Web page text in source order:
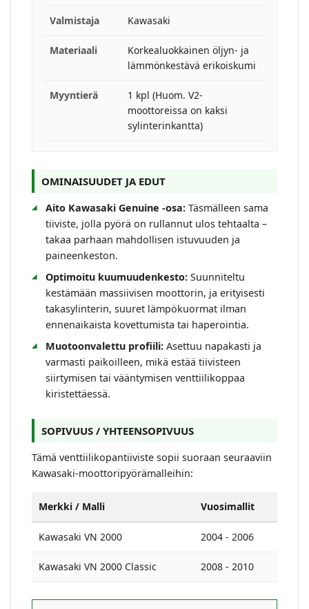
Valmistaja Kawasaki
Materiaali
Korkealuokkainen öljyn- ja
lämmönkestävä erikoiskumi
Myyntierä
1 kpl (Huom. V2-
moottoreissa on kaksi
sylinterinkantta)
OMINAISUUDET JA EDUT
Aito Kawasaki Genuine -osa: Täsmälleen sama
tiiviste, jolla pyörä on rullannut ulos tehtaalta –
takaa parhaan mahdollisen istuvuuden ja
paineenkeston.
Optimoitu kuumuudenkesto: Suunniteltu
kestämään massiivisen moottorin, ja erityisesti
takasylinterin, suuret lämpökuormat ilman
ennenaikaista kovettumista tai haperointia.
Muotoonvalettu profiili: Asettuu napakasti ja
varmasti paikoilleen, mikä estää tiivisteen
siirtymisen tai vääntymisen venttiilikoppaa
kiristettäessä.
SOPIVUUS / YHTEENSOPIVUUS
Tämä venttiilikopantiiviste sopii suoraan seuraaviin
Kawasaki-moottoripyörämalleihin:
Merkki / Malli Vuosimallit
Kawasaki VN 2000 2004 - 2006
Kawasaki VN 2000 Classic 2008 - 2010